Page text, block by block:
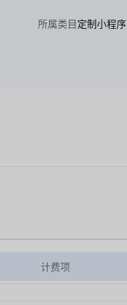
所属类目 定制小程序
计费项